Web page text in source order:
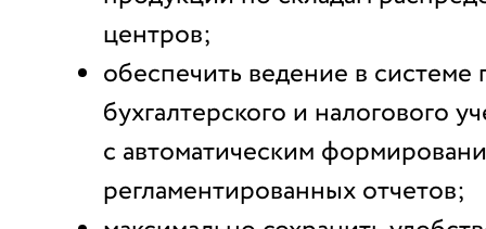
центров;
обеспечить ведение в
бухгалтерского и налогового
с автоматическим
регламентированных отчетов;